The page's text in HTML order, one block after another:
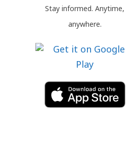
Stay informed. Anytime,
anywhere.